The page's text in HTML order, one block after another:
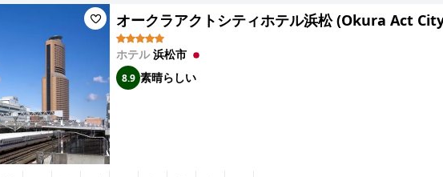
オークラアクトシティホテル浜松 (Okura Act
ホテル浜松市
8.9 素晴らしい